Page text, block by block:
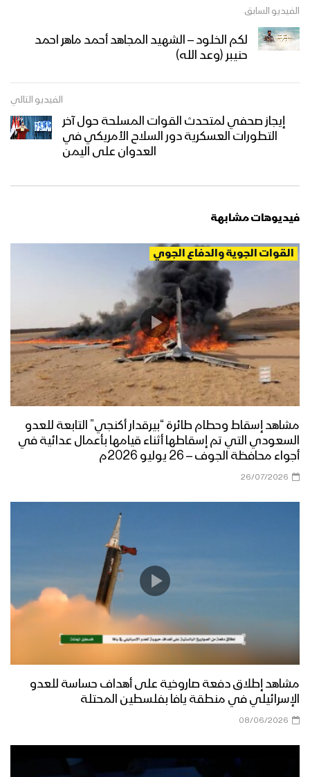
الفيديو السابق
لكم الخلود – الشهيد المجاهد أحمد ماهر احمد
حنيبر (وعد الله)
الفيديو التالي
إيجاز صحفي لمتحدث القوات المسلحة حول آخر
التطورات العسكرية دور السلاح الأمريكي في
العدوان على اليمن
فيديوهات مشابهة
القوات الجوية والدفاع الجوي
مشاهد إسقاط وحطام طائرة “بيرقدار أكنجي” التابعة للعدو
السعودي التي تم إسقاطها أثناء قيامها بأعمال عدائية في
أجواء محافظة الجوف – 26 يوليو 2026م
26/07/2026
مشاهد إطلاق دفعة صاروخية على أهداف حساسة للعدو
الإسرائيلي في منطقة يافا بفلسطين المحتلة
08/06/2026